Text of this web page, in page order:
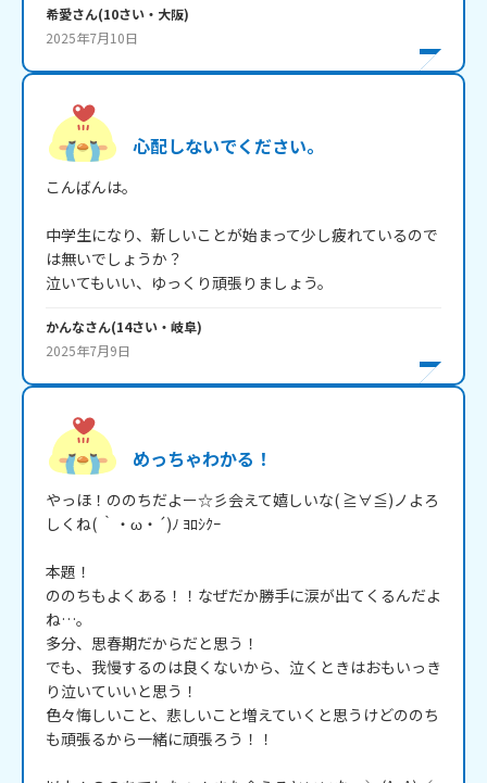
希愛さん(10さい・ 大阪)
2025年7月10日
心配しないでください。
こんばんは。
中学生になり、新しいことが始まって少し疲れているので
は無いでしょうか？
泣いてもいい、ゆっくり頑張りましょう。
かんなさん(14さい・ 岐阜)
2025年7月9日
めっちゃわかる！
やっほ！ののちだよー☆彡会えて嬉しいな( ≧∀≦)ノよろ
しくね( ｀・ω・´)ﾉ ﾖﾛｼｸｰ
本題！
ののちもよくある！！なぜだか勝手に涙が出てくるんだよ
ね…。
多分、思春期だからだと思う！
でも、我慢するのは良くないから、泣くときはおもいっき
り泣いていいと思う！
色々悔しいこと、悲しいこと増えていくと思うけどののち
も頑張るから一緒に頑張ろう！！